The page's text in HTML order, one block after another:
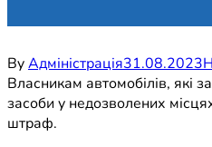
ByАдміністрація31.08.2023
Власникам автомобілів, які
засоби у недозволених
штраф.